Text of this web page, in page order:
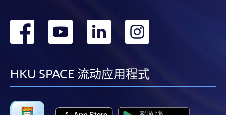
转
facebook
转
youtube
转
linkedin
HKU SPACE 流动应用程式